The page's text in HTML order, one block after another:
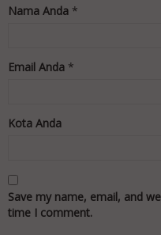
Nama Anda *
Email Anda *
Kota Anda
Save my name, email, and
time I comment.